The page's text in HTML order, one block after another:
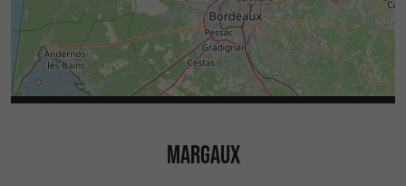
MARGAUX